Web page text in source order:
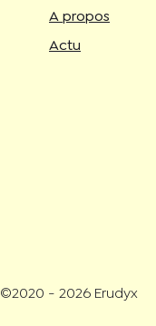
A propos
Actu
©2020 - 2026 Erudyx